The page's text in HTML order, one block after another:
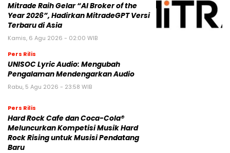
Mitrade Raih Gelar “AI Broker of the
Year 2026”, Hadirkan MitradeGPT Versi
Terbaru di Asia
Kamis, 6 Agu 2026 - 02:00 WIB
Pers Rilis
UNISOC Lyric Audio: Mengubah
Pengalaman Mendengarkan Audio
Rabu, 5 Agu 2026 - 23:58 WIB
Pers Rilis
Hard Rock Cafe dan Coca-Cola®
Meluncurkan Kompetisi Musik Hard
Rock Rising untuk Musisi Pendatang
Baru